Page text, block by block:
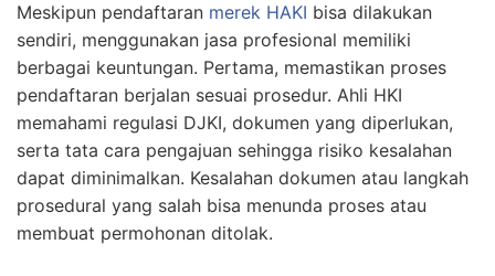
Meskipun pendaftaran merek HAKI bisa dilakukan
sendiri, menggunakan jasa profesional memiliki
berbagai keuntungan. Pertama, memastikan proses
pendaftaran berjalan sesuai prosedur. Ahli HKI
memahami regulasi DJKI, dokumen yang diperlukan,
serta tata cara pengajuan sehingga risiko kesalahan
dapat diminimalkan. Kesalahan dokumen atau langkah
prosedural yang salah bisa menunda proses atau
membuat permohonan ditolak.